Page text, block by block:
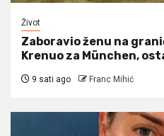
Život
Zaboravio ženu na
Krenuo za München,
9 sati ago Franc Mihić